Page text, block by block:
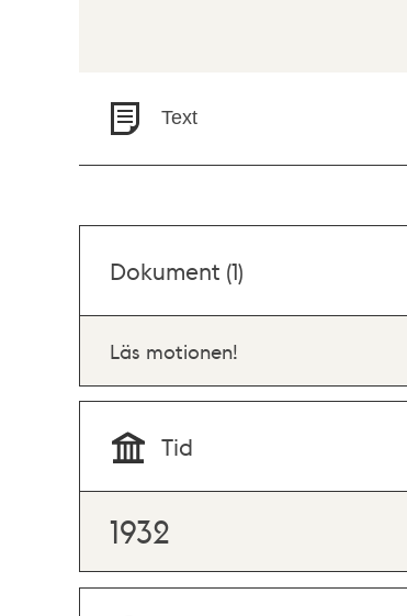
Text
Dokument (1)
Läs motionen!
Tid
1932